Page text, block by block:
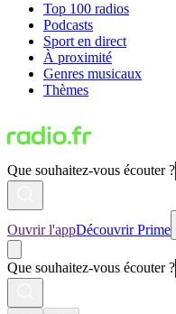
Top 100 radios
Podcasts
Sport en direct
À proximité
Genres musicaux
Thèmes
Que souhaitez-vous écouter ?
Ouvrir l'appDécouvrir Prime
Que souhaitez-vous écouter ?